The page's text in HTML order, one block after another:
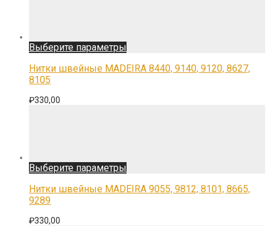
Выберите параметры
товар
имеет
несколько
Нитки швейные MADEIRA 8440, 9140, 9120, 8627,
8105
₽330,00
Выберите параметры
товар
имеет
несколько
Нитки швейные MADEIRA 9055, 9812, 8101, 8665,
9289
₽330,00